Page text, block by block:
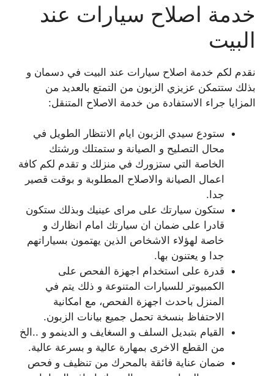
خدمة اصلاح سيارات عند
البيت
نقدم لكم خدمة اصلاح سيارات عند البيت في دسمان و
بذلك ستتمكن عزيزي الزبون من التمتع بالعديد من
المزايا جراء الاستفادة من خدمة الاصلاح المتنقل:
ستودع سيدي الزبون ايام الانتظار الطويل في
محال التصليح و الصيانة و ستمتلك ورشتك
الخاصة التي ستزورك في منزلك و تقدم لكم كافة
اعمال الصيانة والاصلاح المطلوبة و بوقت قصير
جدا.
ستكون سيارتك على مراى عينيك وبذلك ستكون
قادرا على ضمان ان سيارتك امام انظارك و
خاصة لهؤلاء الاشخاص الذين يهتمون بسياراتهم
جدا و يعتنون بها.
قدرة على استخدام اجهزة الفحص على
الكمبيوتر للسيارات المتنوعة و ذلك يتم في
المنزل باحدث اجهزة الفحص، مع امكانية
الاحتفاظ بنسخة تحمل جميع بيانات الزبون.
القيام بتبديل السلف و السغايف و الدينمو و ..الخ
من القطع الاخرى بمهارة عالية و بسرعة عالية.
ضمان عناية فائقة بالمحرك من تنظيف و فحص